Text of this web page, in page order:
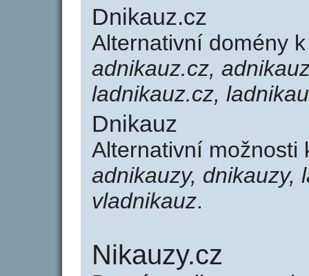
Dnikauz.cz
Alternativní domény
adnikauz.cz,
ladnikauz.cz,
Dnikauz
Alternativní
adnikauzy, dnikauzy,
vladnikauz.
Nikauzy.cz